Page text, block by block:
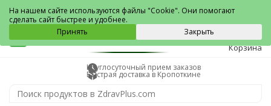
Кропоткин
0
Корзина
Круглосуточный прием заказов
Быстрая доставка в Кропоткине
На нашем сайте используются файлы "Cookie". Они помогают
сделать сайт быстрее и удобнее.
Принять
Закрыть